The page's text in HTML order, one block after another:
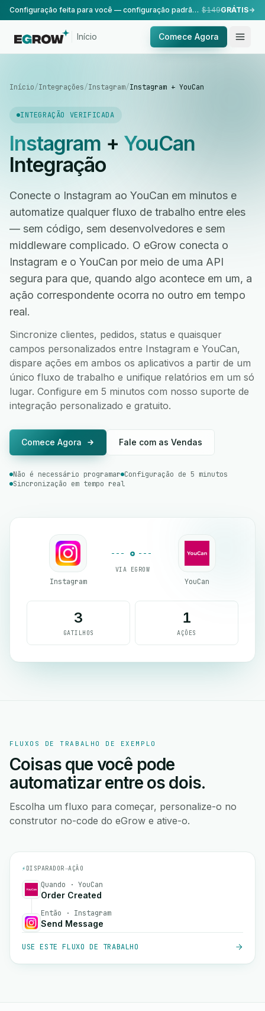
Configuração feita para você — configuração padrão, realizada pela nossa equipe. $149GRÁTIS
Início Comece Agora
Início/Integrações/Instagram/Instagram + YouCan
INTEGRAÇÃO VERIFICADA
Instagram + YouCan
Integração
Conecte o Instagram ao YouCan em minutos e
automatize qualquer fluxo de trabalho entre eles
— sem código, sem desenvolvedores e sem
middleware complicado. O eGrow conecta o
Instagram e o YouCan por meio de uma API
segura para que, quando algo acontece em um, a
ação correspondente ocorra no outro em tempo
real.
Sincronize clientes, pedidos, status e quaisquer
campos personalizados entre Instagram e YouCan,
dispare ações em ambos os aplicativos a partir de um
único fluxo de trabalho e unifique relatórios em um só
lugar. Configure em 5 minutos com nosso suporte de
integração personalizado e gratuito.
Comece Agora Fale com as Vendas
Não é necessário programar Configuração de 5 minutos
Sincronização em tempo real
Instagram
VIA EGROW
YouCan
3
GATILHOS
1
AÇÕES
FLUXOS DE TRABALHO DE EXEMPLO
Coisas que você pode
automatizar entre os dois.
Escolha um fluxo para começar, personalize-o no
construtor no-code do eGrow e ative-o.
⚡ DISPARADOR→AÇÃO
Quando · YouCan
Order Created
Então · Instagram
Send Message
USE ESTE FLUXO DE TRABALHO